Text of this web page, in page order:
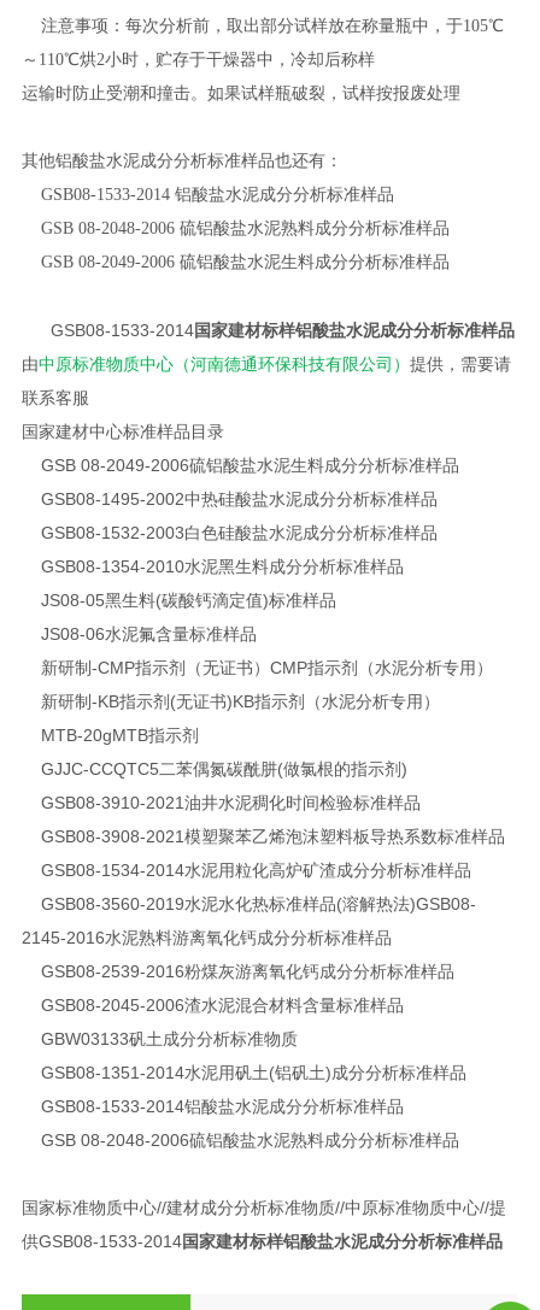
注意事项：每次分析前，取出部分试样放在称量瓶中，于105℃
～110℃烘2小时，贮存于干燥器中，冷却后称样
运输时防止受潮和撞击。如果试样瓶破裂，试样按报废处理
其他铝酸盐水泥成分分析标准样品也还有：
GSB08-1533-2014 铝酸盐水泥成分分析标准样品
GSB 08-2048-2006 硫铝酸盐水泥熟料成分分析标准样品
GSB 08-2049-2006 硫铝酸盐水泥生料成分分析标准样品
GSB08-1533-2014国家建材标样铝酸盐水泥成分分析标准样品
由中原标准物质中心（河南德通环保科技有限公司） 提供，需要请
联系客服
国家建材中心标准样品目录
GSB 08-2049-2006硫铝酸盐水泥生料成分分析标准样品
GSB08-1495-2002中热硅酸盐水泥成分分析标准样品
GSB08-1532-2003白色硅酸盐水泥成分分析标准样品
GSB08-1354-2010水泥黑生料成分分析标准样品
JS08-05黑生料(碳酸钙滴定值)标准样品
JS08-06水泥氟含量标准样品
新研制-CMP指示剂（无证书） CMP指示剂（水泥分析专用）
新研制-KB指示剂(无证书)KB指示剂（水泥分析专用）
MTB-20gMTB指示剂
GJJC-CCQTC5二苯偶氮碳酰肼(做氯根的指示剂)
GSB08-3910-2021油井水泥稠化时间检验标准样品
GSB08-3908-2021模塑聚苯乙烯泡沫塑料板导热系数标准样品
GSB08-1534-2014水泥用粒化高炉矿渣成分分析标准样品
GSB08-3560-2019水泥水化热标准样品(溶解热法)GSB08-
2145-2016水泥熟料游离氧化钙成分分析标准样品
GSB08-2539-2016粉煤灰游离氧化钙成分分析标准样品
GSB08-2045-2006渣水泥混合材料含量标准样品
GBW03133矾土成分分析标准物质
GSB08-1351-2014水泥用矾土(铝矾土)成分分析标准样品
GSB08-1533-2014铝酸盐水泥成分分析标准样品
GSB 08-2048-2006硫铝酸盐水泥熟料成分分析标准样品
国家标准物质中心//建材成分分析标准物质//中原标准物质中心//提
供GSB08-1533-2014国家建材标样铝酸盐水泥成分分析标准样品